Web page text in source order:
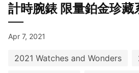
計時腕錶 限量鉑金珍藏
Apr 7, 2021
2021 Watches and Wonders